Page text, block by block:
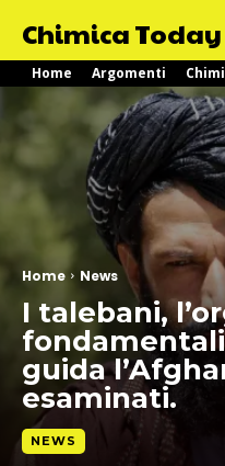
Chimica Today
Home Argomenti
Home News
I talebani,
guida
esaminati.
NEWS